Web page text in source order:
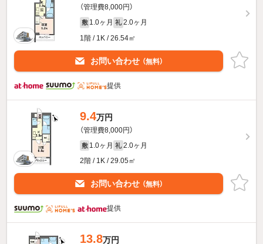
（管理費8,000円）
敷 1.0ヶ月 礼 2.0ヶ月
1階 / 1K / 26.54㎡
お問い合わせ （無料）
提供
9.4万円
（管理費8,000円）
敷 1.0ヶ月 礼 2.0ヶ月
2階 / 1K / 29.05㎡
お問い合わせ （無料）
提供
13.8万円